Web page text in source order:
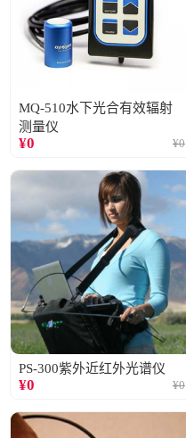
MQ-510水下光合有效辐射
测量仪
¥0 ¥0
PS-300紫外近红外光谱仪
¥0 ¥0